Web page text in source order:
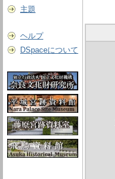
主題
ヘルプ
DSpaceについて